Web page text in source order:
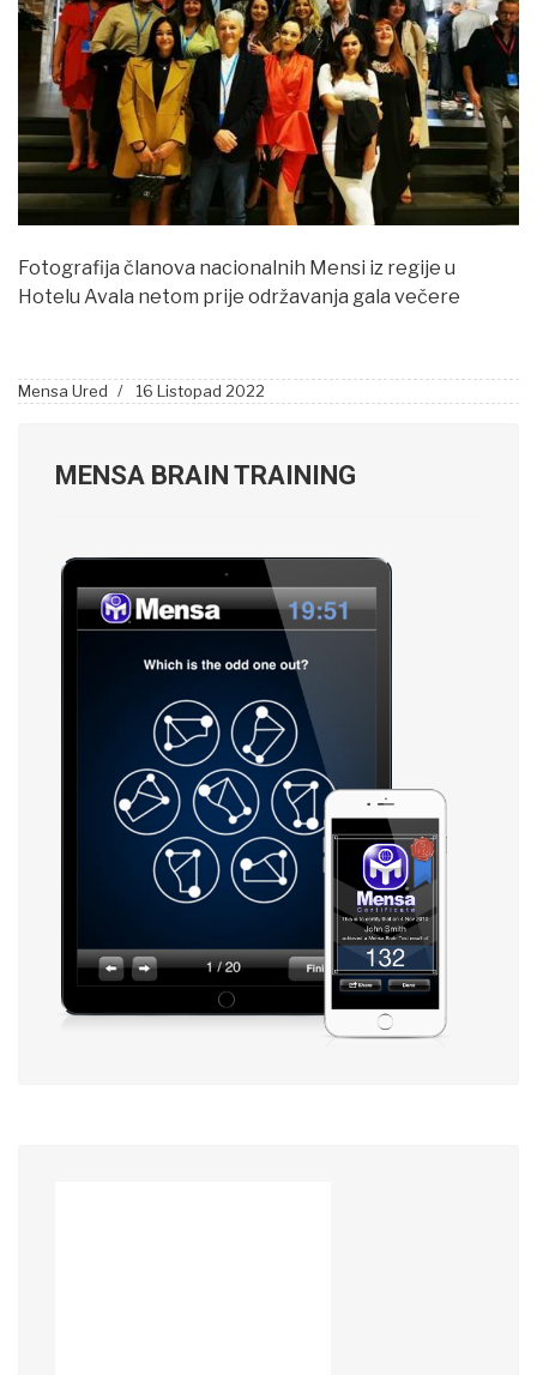
Fotografija članova nacionalnih Mensi iz regije u
Hotelu Avala netom prije održavanja gala večere
Mensa Ured 16 Listopad 2022
MENSA BRAIN TRAINING